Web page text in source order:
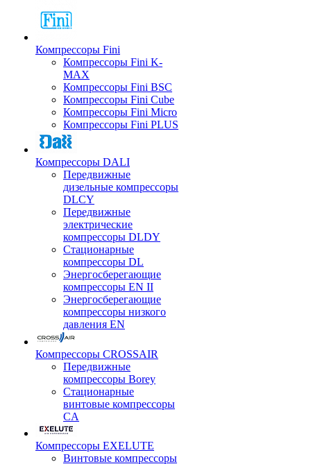
Компрессоры Fini
Компрессоры Fini K-
MAX
Компрессоры Fini BSC
Компрессоры Fini Cube
Компрессоры Fini Micro
Компрессоры Fini PLUS
Компрессоры DALI
Передвижные
дизельные компрессоры
DLCY
Передвижные
электрические
компрессоры DLDY
Стационарные
компрессоры DL
Энергосберегающие
компрессоры EN II
Энергосберегающие
компрессоры низкого
давления EN
Компрессоры CROSSAIR
Передвижные
компрессоры Borey
Стационарные
винтовые компрессоры
CA
Компрессоры EXELUTE
Винтовые компрессоры